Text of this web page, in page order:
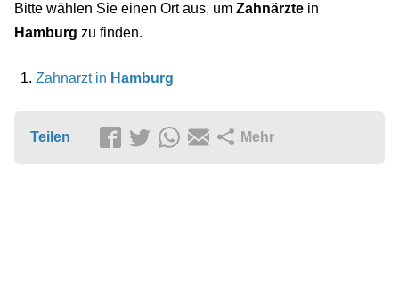
Bitte wählen Sie einen Ort aus, um Zahnärzte in
Hamburg zu finden.
Zahnarzt in Hamburg
Teilen Mehr